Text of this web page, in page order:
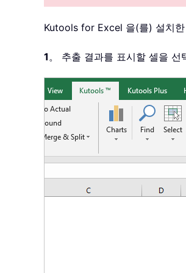
Kutools for Excel 을(를) 설치한
1。 추출 결과를 표시할 셀을 선